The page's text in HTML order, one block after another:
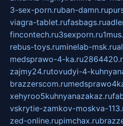
3-sex-porn.ruban-damn.ru
viagra-tablet.rufasbags.ru
fincontech.ru3sexporn.ru
rebus-toys.ruminelab-msk.ru
medsprawo-4-ka.ru
zajmy24.rutovudyi-4-
brazzerscom.ru
xehyroo5kuhnyanazakaz.ru
vskrytie-zamkov-moskva-
zed-online.rupimchax.ru